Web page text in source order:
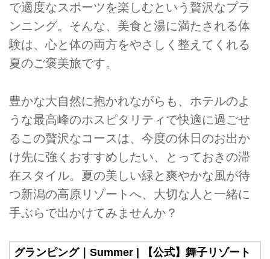
で適度なスポーツを楽しむという贅沢なプラ
ンニング。そんな、美食と湯に満たされる体
験は、心と体の両方をやさしく整えてくれる
夏のご褒美旅です。
豊かな大自然に抱かれながらも、ホテルのよ
うな最高峰のホスピタリティで快適に過ごせ
るこの贅沢なコースは、今度の休日のお出か
け先に強くおすすめしたい、とっておきの滞
在スタイル。夏の美しい緑と爽やかな風が待
つ新潟の高原リゾートへ、大切な人と一緒に
手ぶらで出かけてみませんか？
グランピング｜Summer | 【公式】舞子リゾート